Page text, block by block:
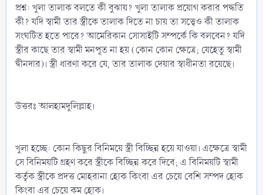
প্রশ্ন: খুলা তালাক বলতে কী বুঝায়? খুলা তালাক প্রয়োগ করার পদ্ধতি
কী? যদি স্বামী তার স্ত্রীকে তালাক দিতে না চায় তা সত্ত্বেও কী তালাক
সংঘটিত হতে পারে? আমেরিকান সোসাইটি সম্পর্কে কি বলবেন? যদি
স্ত্রীর কাছে তার স্বামী মনপূত না হয় (কোন কোন ক্ষেত্রে; যেহেতু স্বামী
দ্বীনদার)। স্ত্রী ধারণা করে যে, তার তালাক দেয়ার স্বাধীনতা রয়েছে।
উত্তরঃ আলহামদুলিল্লাহ।
খুলা হচ্ছে: কোন কিছুর বিনিময়ে স্ত্রী বিচ্ছিন্ন হয়ে যাওয়া। এক্ষেত্রে স্বামী
সে বিনিময়টি গ্রহণ করে স্ত্রীকে বিচ্ছিন্ন করে দিবে; এ বিনিময়টি স্বামী
কর্তৃক স্ত্রীকে প্রদত্ত মোহরানা হোক কিংবা এর চেয়ে বেশি সম্পদ হোক
কিংবা এর চেয়ে কম হোক।